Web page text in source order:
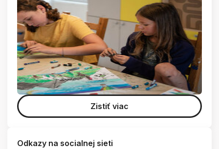
Zistiť viac
Odkazy na socialnej sieti